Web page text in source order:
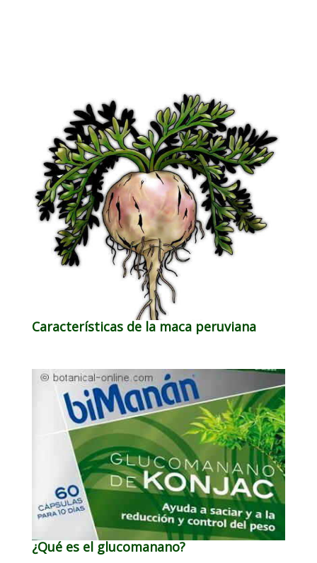
Características de la maca peruviana
¿Qué es el glucomanano?